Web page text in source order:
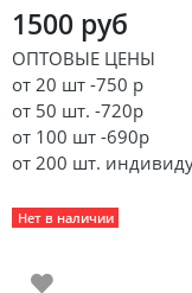
1500 руб
ОПТОВЫЕ ЦЕНЫ
от 20 шт -750 р
от 50 шт. -720р
от 100 шт -690р
от 200 шт.
Нет в наличии